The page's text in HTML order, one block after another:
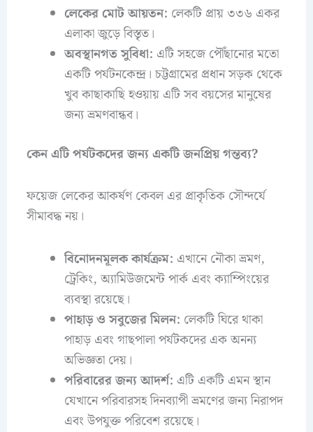
লেকের মোট আয়তন: লেকটি প্রায় ৩৩৬ একর
এলাকা জুড়ে বিস্তৃত।
অবস্থানগত সুবিধা: এটি সহজে পৌঁছানোর মতো
একটি পর্যটনকেন্দ্র। চট্টগ্রামের প্রধান সড়ক থেকে
খুব কাছাকাছি হওয়ায় এটি সব বয়সের মানুষের
জন্য ভ্রমণবান্ধব।
কেন এটি পর্যটকদের জন্য একটি জনপ্রিয় গন্তব্য?
ফয়েজ লেকের আকর্ষণ কেবল এর প্রাকৃতিক সৌন্দর্যে
সীমাবদ্ধ নয়।
বিনোদনমূলক কার্যক্রম: এখানে নৌকা ভ্রমণ,
ট্রেকিং, অ্যামিউজমেন্ট পার্ক এবং ক্যাম্পিংয়ের
ব্যবস্থা রয়েছে।
পাহাড় ও সবুজের মিলন: লেকটি ঘিরে থাকা
পাহাড় এবং গাছপালা পর্যটকদের এক অনন্য
অভিজ্ঞতা দেয়।
পরিবারের জন্য আদর্শ: এটি একটি এমন স্থান
যেখানে পরিবারসহ দিনব্যাপী ভ্রমণের জন্য নিরাপদ
এবং উপযুক্ত পরিবেশ রয়েছে।